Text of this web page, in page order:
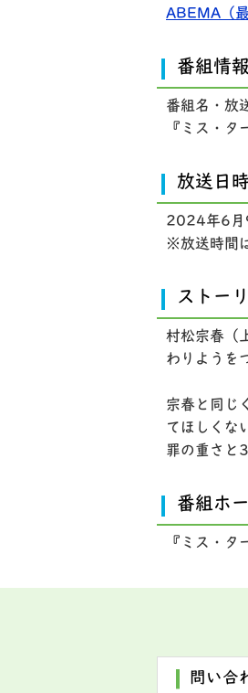
ABEMA（
番組情
番組名・放
『ミス・タ
放送日時
2024年6月
※放送時間
ストー
村松宗春（
わりようを
宗春と同じ
てほしくな
罪の重さと
番組ホ
『ミス・タ
問い合